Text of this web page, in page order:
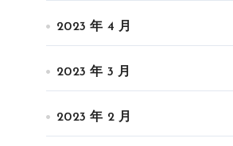
2023 年 4 月
2023 年 3 月
2023 年 2 月